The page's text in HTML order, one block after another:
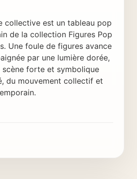
collective est un tableau pop
de la collection Figures Pop
Une foule de figures avance
par une lumière dorée,
scène forte et symbolique
du mouvement collectif et